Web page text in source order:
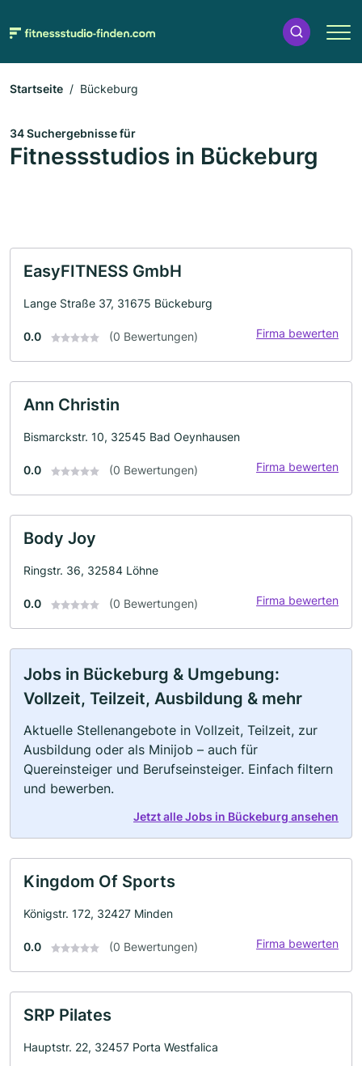
Startseite Bückeburg
34 Suchergebnisse für
Fitnessstudios in Bückeburg
EasyFITNESS GmbH
Lange Straße 37, 31675 Bückeburg
0.0 (0 Bewertungen) Firma bewerten
Ann Christin
Bismarckstr. 10, 32545 Bad Oeynhausen
0.0 (0 Bewertungen) Firma bewerten
Body Joy
Ringstr. 36, 32584 Löhne
0.0 (0 Bewertungen) Firma bewerten
Jobs in Bückeburg & Umgebung:
Vollzeit, Teilzeit, Ausbildung & mehr
Aktuelle Stellenangebote in Vollzeit, Teilzeit, zur
Ausbildung oder als Minijob – auch für
Quereinsteiger und Berufseinsteiger. Einfach filtern
und bewerben.
Jetzt alle Jobs in Bückeburg ansehen
Kingdom Of Sports
Königstr. 172, 32427 Minden
0.0 (0 Bewertungen) Firma bewerten
SRP Pilates
Hauptstr. 22, 32457 Porta Westfalica